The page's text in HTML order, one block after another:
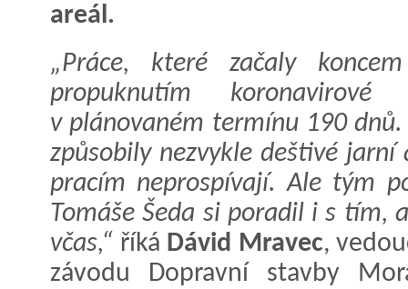
areál.
„Práce, které začaly
propuknutím
v plánovaném termínu 190
způsobily nezvykle deštivé
pracím neprospívají. Ale tým
Tomáše Šeda si poradil i s tím,
včas,“ říká Dávid Mravec,
závodu Dopravní stavby